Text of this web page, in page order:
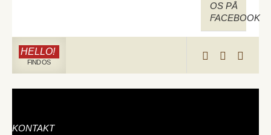
OS PÅ
FACEBOOK
HELLO!
FIND OS
KONTAKT